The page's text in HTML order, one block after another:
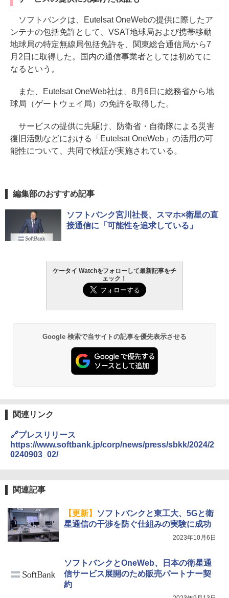
ソフトバンクは、Eutelsat OneWebの提供に際したア
ンテナの包括免許として、VSAT地球局および携帯移動
地球局の特定無線局包括免許を、関東総合通信局から7
月2日に取得した。国内の通信事業者としては初めてに
なるという。
また、Eutelsat OneWeb社は、8月6日に総務省から地
球局（ゲートウェイ局）の免許を取得した。
サービスの提供に先駆け、防衛省・自衛隊による災害
復旧活動などにおける「Eutelsat OneWeb」の活用の可
能性について、共同で検証が実施されている。
編集部のおすすめ記事
ソフトバンク宮川社長、スマホ×衛星の直
接通信に「可能性を追求している」
ケータイ Watchをフォローして最新記事をチ
ェック！
Google 検索で当サイトの記事を優先表示させる
関連リンク
🔗プレスリリース
https://www.softbank.jp/corp/news/press/sbkk/2024/2
0240903_02/
関連記事
【更新】
ソフトバンクと東工大、5Gと衛
星通信の干渉を防ぐ仕組みの実験に成功
2023年10月6日
ソフトバンクとOneWeb、日本の衛星通
信サービス展開のため販売パートナー契
約